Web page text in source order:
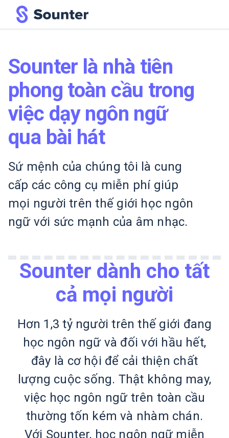
Sounter là nhà tiên
phong toàn cầu trong
việc dạy ngôn ngữ
qua bài hát
Sứ mệnh của chúng tôi là cung
cấp các công cụ miễn phí giúp
mọi người trên thế giới học ngôn
ngữ với sức mạnh của âm nhạc.
Sounter dành cho tất
cả mọi người
Hơn 1,3 tỷ người trên thế giới đang
học ngôn ngữ và đối với hầu hết,
đây là cơ hội để cải thiện chất
lượng cuộc sống. Thật không may,
việc học ngôn ngữ trên toàn cầu
thường tốn kém và nhàm chán.
Với Sounter, học ngôn ngữ miễn